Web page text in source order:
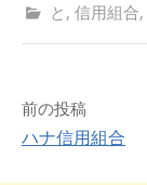
と , 信用組合,
前の投稿
ハナ信用組合